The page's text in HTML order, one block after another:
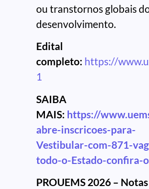
ou transtornos globais
desenvolvimento.
Edital
completo: https://
1
SAIBA
MAIS: https://
abre-inscricoes-para-
Vestibular-com-871-
todo-o-Estado-confira-
PROUEMS 2026 –